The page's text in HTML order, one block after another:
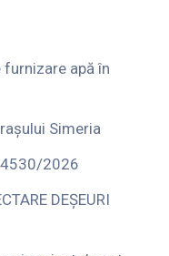
furnizare apă în
Simeria
2026
DEȘEURI